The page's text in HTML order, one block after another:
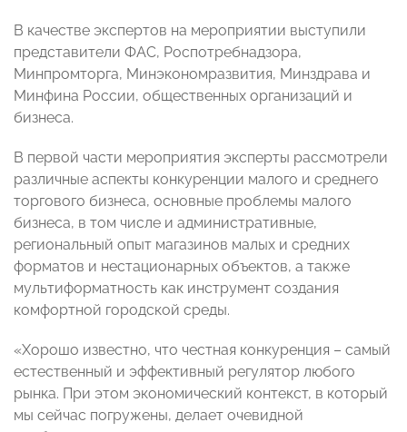
В качестве экспертов на мероприятии выступили
представители ФАС, Роспотребнадзора,
Минпромторга, Минэкономразвития, Минздрава и
Минфина России, общественных организаций и
бизнеса.
В первой части мероприятия эксперты рассмотрели
различные аспекты конкуренции малого и среднего
торгового бизнеса, основные проблемы малого
бизнеса, в том числе и административные,
региональный опыт магазинов малых и средних
форматов и нестационарных объектов, а также
мультиформатность как инструмент создания
комфортной городской среды.
«Хорошо известно, что честная конкуренция – самый
естественный и эффективный регулятор любого
рынка. При этом экономический контекст, в который
мы сейчас погружены, делает очевидной